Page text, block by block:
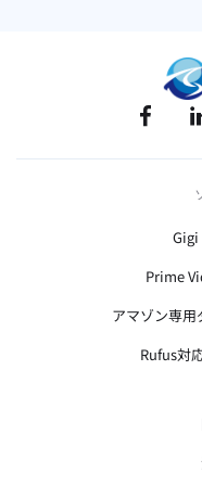
Gigi
Prime
アマゾン専
Rufus対